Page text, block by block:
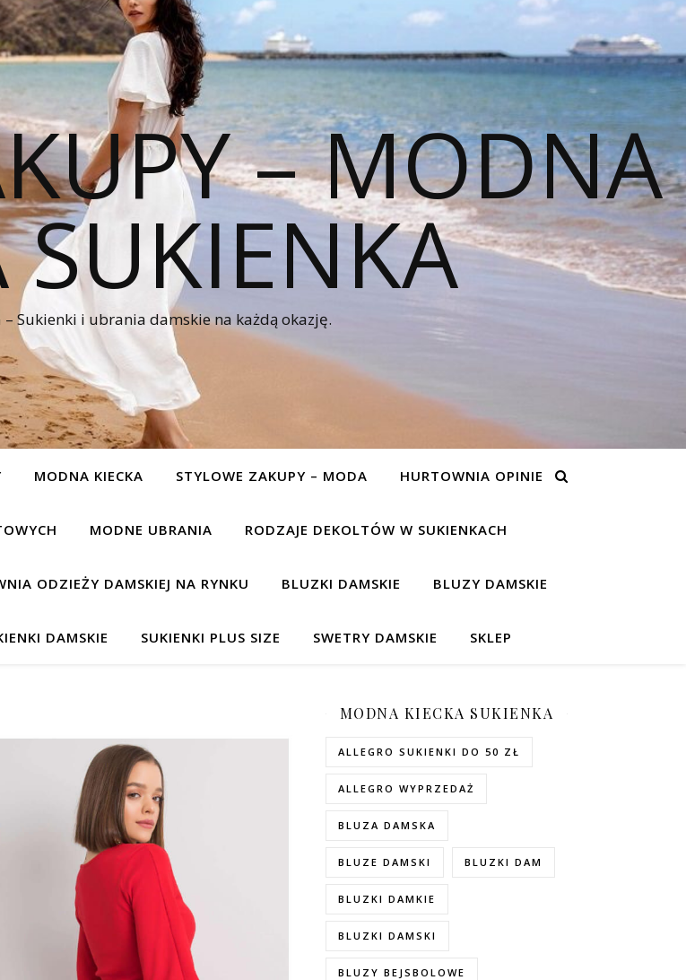
– MODNA
SUKIENKA
Sukienki i ubrania damskie na każdą okazję.
MODNA KIECKA STYLOWE ZAKUPY – MODA HURTOWNIA OPINIE
MODNE UBRANIA RODZAJE DEKOLTÓW W SUKIENKACH
ODZIEŻY DAMSKIEJ NA RYNKU BLUZKI DAMSKIE BLUZY DAMSKIE
DAMSKIE SUKIENKI PLUS SIZE SWETRY DAMSKIE SKLEP
MODNA KIECKA SUKIENKA
ALLEGRO SUKIENKI DO 50 ZŁ
ALLEGRO WYPRZEDAŻ
BLUZA DAMSKA
BLUZE DAMSKI BLUZKI DAM
BLUZKI DAMKIE
BLUZKI DAMSKI
BLUZY BEJSBOLOWE